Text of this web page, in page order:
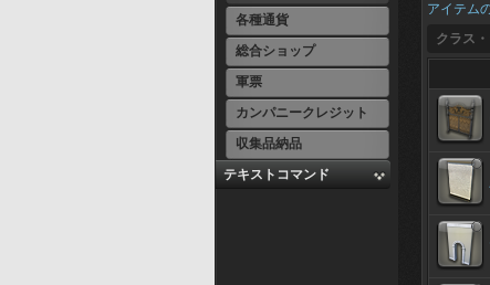
各種通貨
総合ショップ
軍票
カンパニークレジット
収集品納品
テキストコマンド
アイテム
クラス